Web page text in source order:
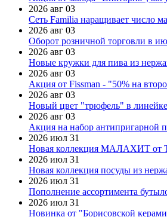
2026 авг 03
Сеть Familia наращивает число
2026 авг 03
Оборот розничной торговли в
2026 авг 03
Новые кружки для пива из
2026 авг 03
Акция от Fissman - "50% на
2026 авг 03
Новый цвет "трюфель" в
2026 авг 03
Акция на набор антипригарной
2026 июл 31
Новая коллекция МАЛАХИТ от
2026 июл 31
Новая коллекция посуды из
2026 июл 31
Пополнение ассортимента
2026 июл 31
Новинка от "Борисовской